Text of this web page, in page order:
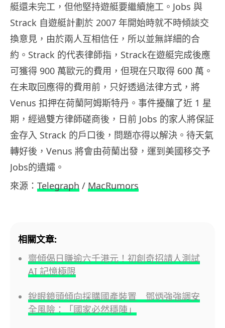
艇還未完工，但他堅持遊艇要繼續施工。Jobs 與
Strack 自遊艇計劃於 2007 年開始時就不時傾談交
換意見，由於兩人互相信任，所以並無詳細的合
約。Strack 的代表律師指，Strack在遊艇完成後應
可獲得 900 萬歐元的費用，但現在只取得 600 萬。
在未取回應得的費用前，只好透過法律方式，將
Venus 扣押在荷蘭阿姆斯特丹。事件擾釀了近 1 星
期，經過雙方律師磋商後，日前 Jobs 的家人將保証
金存入 Strack 的戶口後，問題亦得以解決。待天氣
轉好後，Venus 將會由荷蘭出發，運到美國移交予
Jobs的遺孀。
來源： Telegraph / MacRumors
相關文章:
齋傾偈日賺逾六千港元！初創奇招請人測試
AI 記憶極限
銳眼鏡頭傾向採購國產裝置 鄧炳強強調安
全風險：「國家必然穩陣」